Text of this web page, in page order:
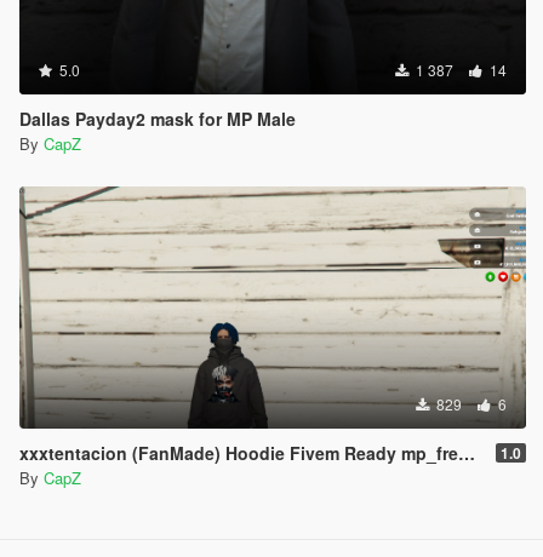
5.0 1 387 14
Dallas Payday2 mask for MP Male
By CapZ
829 6
xxxtentacion (FanMade) Hoodie Fivem Ready mp_freemode 1.0
By CapZ